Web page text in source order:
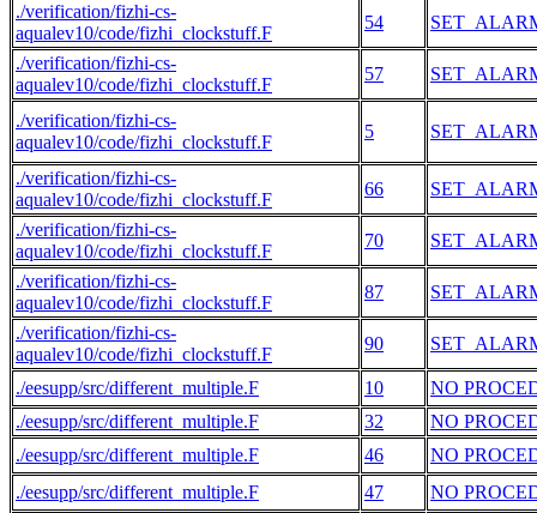
./verification/fizhi-cs-
aqualev10/code/fizhi_clockstuff.F
54
./verification/fizhi-cs-
aqualev10/code/fizhi_clockstuff.F
57
./verification/fizhi-cs-
aqualev10/code/fizhi_clockstuff.F
5
./verification/fizhi-cs-
aqualev10/code/fizhi_clockstuff.F
66
./verification/fizhi-cs-
aqualev10/code/fizhi_clockstuff.F
70
./verification/fizhi-cs-
aqualev10/code/fizhi_clockstuff.F
87
./verification/fizhi-cs-
aqualev10/code/fizhi_clockstuff.F
90
./eesupp/src/different_multiple.F 10
NO
./eesupp/src/different_multiple.F
32
NO
./eesupp/src/different_multiple.F
46
NO
./eesupp/src/different_multiple.F
47
NO